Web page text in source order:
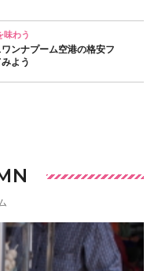
味わう
ンナプーム空港の格安フ
よう